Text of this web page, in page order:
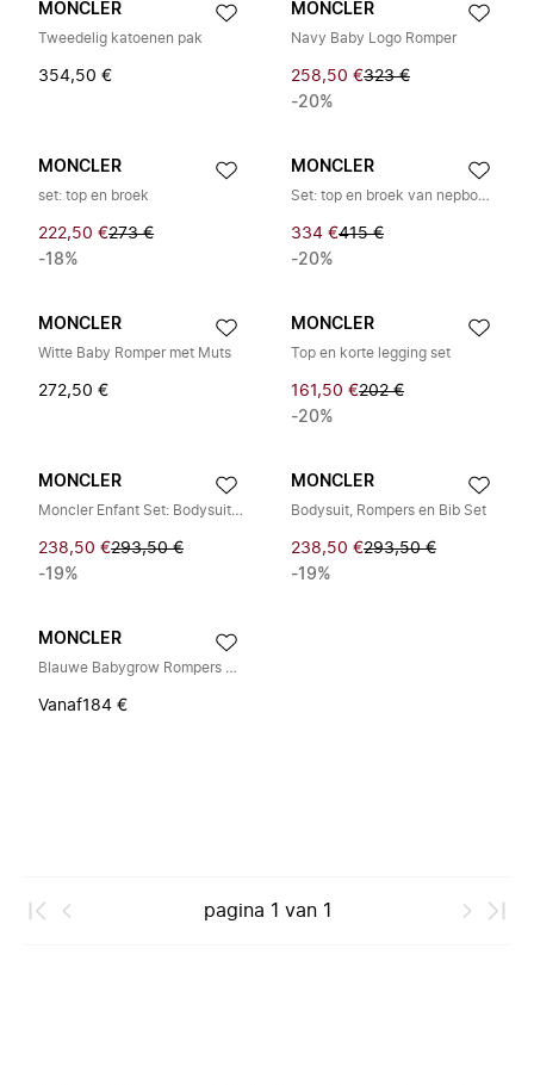
MONCLER
Tweedelig katoenen pak
354,50 €
MONCLER
Navy Baby Logo Romper
258,50 €323 €
-20%
MONCLER
set: top en broek
222,50 €273 €
-18%
MONCLER
Set: top en broek van nepbont met bretels
334 €415 €
-20%
MONCLER
Witte Baby Romper met Muts
272,50 €
MONCLER
Top en korte legging set
161,50 €202 €
-20%
MONCLER
Moncler Enfant Set: Bodysuit, Rompers en Bib
238,50 €293,50 €
-19%
MONCLER
Bodysuit, Rompers en Bib Set
238,50 €293,50 €
-19%
MONCLER
Blauwe Babygrow Rompers met Logopatch
Vanaf184 €
pagina 1 van 1